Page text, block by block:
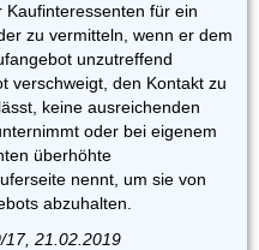
für ein
zu vermitteln, wenn er dem
unzutreffend
verschweigt, den Kontakt zu
keine ausreichenden
oder bei eigenem
überhöhte
nennt, um sie von
abzuhalten.
17, 21.02.2019